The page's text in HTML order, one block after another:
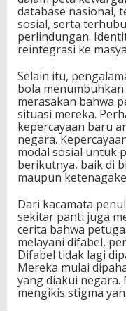
database nasional,
sosial, serta
perlindungan.
reintegrasi ke
Selain itu,
bola
merasakan bahwa
situasi mereka.
kepercayaan baru
negara.
modal sosial untuk
berikutnya, baik di
maupun
Dari kacamata
sekitar panti juga
cerita bahwa
melayani difabel,
Difabel tidak lagi
Mereka mulai
yang diakui
mengikis stigma